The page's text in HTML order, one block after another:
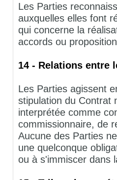
Les Parties
auxquelles elles font
qui concerne la
accords ou
14 - Relations entre
Les Parties agissent
stipulation du Contrat
interprétée comme
commissionnaire, de
Aucune des Parties
une quelconque
ou à s'immiscer dans